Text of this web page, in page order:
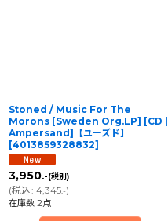
Stoned / Music For The
Morons [Sweden Org.LP] [CD |
Ampersand]【ユーズド】
[4013859328832]
3,950.-(税別)
(税込: 4,345.-)
在庫数 2点